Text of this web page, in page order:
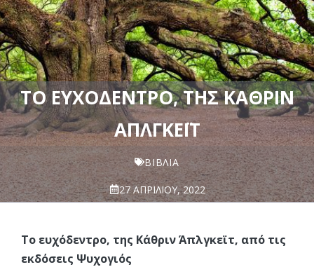
ΤΟ ΕΥΧΌΔΕΝΤΡΟ, ΤΗΣ ΚΆΘΡΙΝ
ΆΠΛΓΚΕΪΤ
ΒΙΒΛΊΑ
27 ΑΠΡΙΛΊΟΥ, 2022
Το ευχόδεντρο, της Κάθριν Άπλγκεϊτ, από τις
εκδόσεις Ψυχογιός